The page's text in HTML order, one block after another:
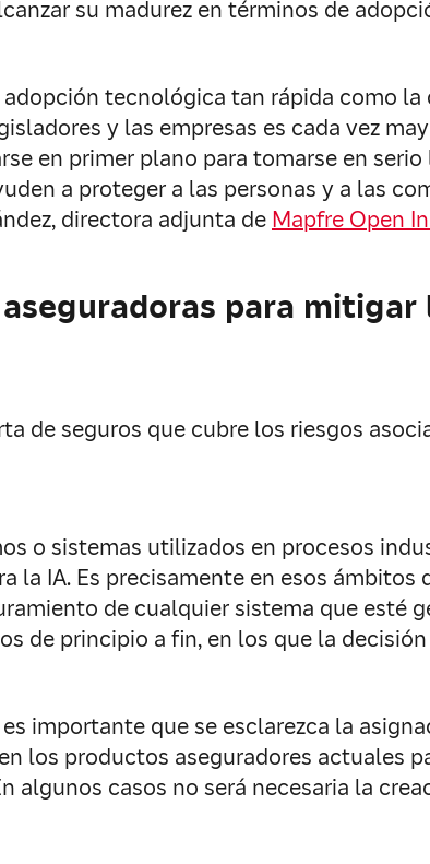
su madurez en términos de
tecnológica tan rápida como
y las empresas es cada vez
en primer plano para tomarse en
a proteger a las personas y a las
directora adjunta de Mapfre Open
para
de seguros que cubre los riesgos
o sistemas utilizados en procesos
la IA. Es precisamente en esos
de cualquier sistema que esté
de principio a fin, en los que la
importante que se esclarezca la
los productos aseguradores actuales
algunos casos no será necesaria la